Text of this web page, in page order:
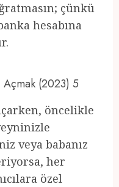
çünkü
hesabına
Açmak (2023) 5
öncelikle
veya babanız
her
özel